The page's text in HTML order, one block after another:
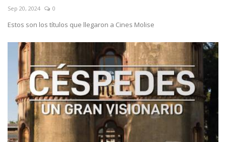
Sep 20, 2024 0
Estos son los títulos que llegaron a Cines Molise